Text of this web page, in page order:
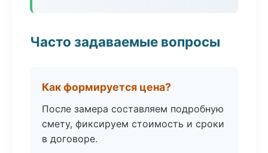
Часто задаваемые вопросы
Как формируется цена?
После замера составляем подробную
смету, фиксируем стоимость и сроки
в договоре.